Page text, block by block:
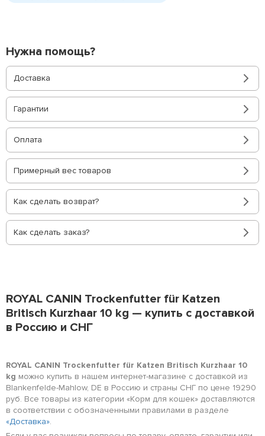
Нужна помощь?
Доставка
Гарантии
Оплата
Примерный вес товаров
Как сделать возврат?
Как сделать заказ?
ROYAL CANIN Trockenfutter für Katzen
Britisch Kurzhaar 10 kg — купить с доставкой
в Россию и СНГ
ROYAL CANIN Trockenfutter für Katzen Britisch Kurzhaar 10
kg можно купить в нашем интернет-магазине с доставкой из
Blankenfelde-Mahlow, DE в Россию и страны СНГ по цене 19290
руб. Все товары из категории «Корм для кошек» доставляются
в соответствии с обозначенными правилами в разделе
«Доставка».